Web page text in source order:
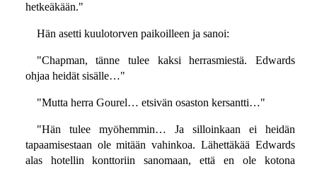
hetkeäkään."
Hän asetti kuulotorven paikoilleen ja sanoi:
"Chapman, tänne tulee kaksi herrasmiestä. Edwards
ohjaa heidät sisälle…"
"Mutta herra Gourel… etsivän osaston kersantti…"
"Hän tulee myöhemmin… Ja silloinkaan ei heidän
tapaamisestaan ole mitään vahinkoa. Lähettäkää Edwards
alas hotellin konttoriin sanomaan, että en ole kotona